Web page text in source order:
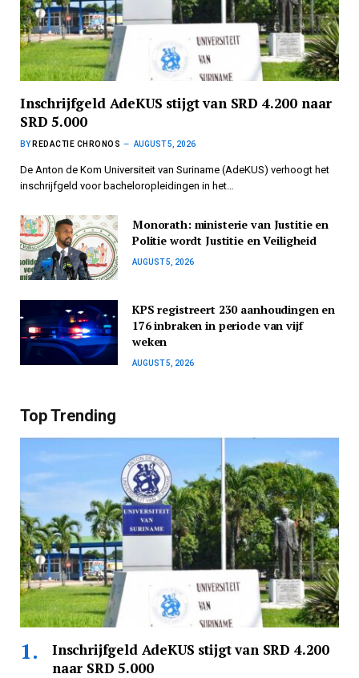
Inschrijfgeld AdeKUS stijgt van SRD 4.200 naar
SRD 5.000
BY REDACTIE CHRONOS AUGUST 5, 2026
De Anton de Kom Universiteit van Suriname (AdeKUS) verhoogt het
inschrijfgeld voor bacheloropleidingen in het…
Monorath: ministerie van Justitie en
Politie wordt Justitie en Veiligheid
AUGUST 5, 2026
KPS registreert 230 aanhoudingen en
176 inbraken in periode van vijf
weken
AUGUST 5, 2026
Top Trending
Inschrijfgeld AdeKUS stijgt van SRD 4.200
naar SRD 5.000